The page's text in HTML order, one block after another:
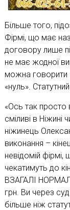
Більше того,
Фірмі, що має
договору лише
не має жодної
можна говорити
«нуль».
«Ось так просто
сміливі в
ніжинець
виконання –
невідомій фірмі,
чекатимуть до
ВЗАГАЛІ
грн. Ви через
більше ніж